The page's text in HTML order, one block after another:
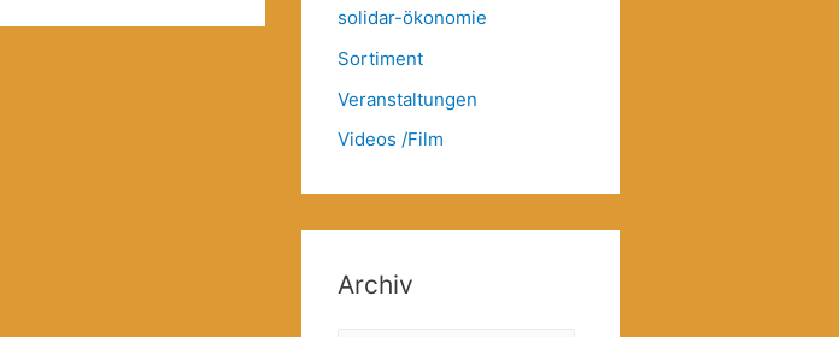
solidar-ökonomie
Sortiment
Veranstaltungen
Videos /Film
Archiv